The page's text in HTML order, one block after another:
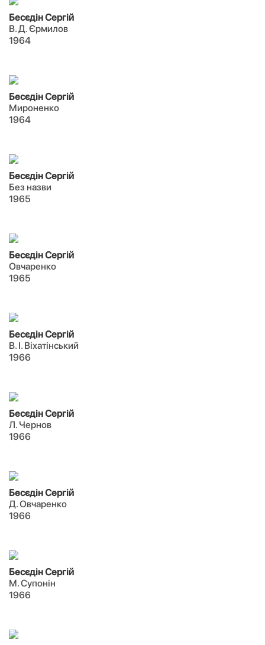
Бесєдін Сергій
В. Д. Єрмилов
1964
Бесєдін Сергій
Мироненко
1964
Бесєдін Сергій
Без назви
1965
Бесєдін Сергій
Овчаренко
1965
Бесєдін Сергій
В. І. Віхатінський
1966
Бесєдін Сергій
Л. Чернов
1966
Бесєдін Сергій
Д. Овчаренко
1966
Бесєдін Сергій
М. Супонін
1966